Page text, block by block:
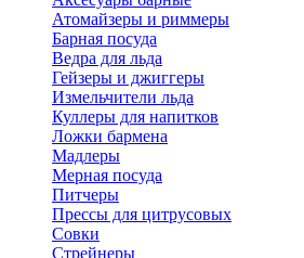
Атомайзеры и риммеры
Барная посуда
Ведра для льда
Гейзеры и джиггеры
Измельчители льда
Куллеры для напитков
Ложки бармена
Мадлеры
Мерная посуда
Питчеры
Прессы для цитрусовых
Совки
Стрейнеры